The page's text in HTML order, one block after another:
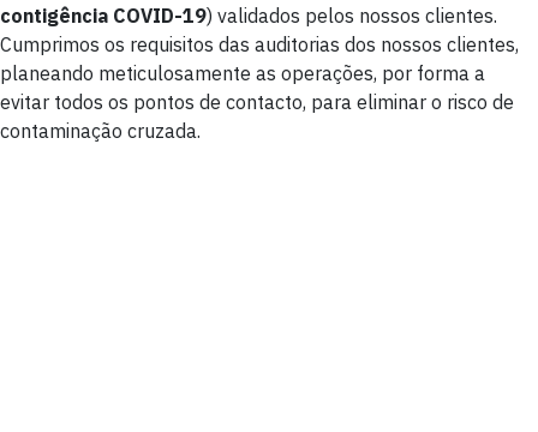
contigência COVID-19) validados pelos nossos clientes.
Cumprimos os requisitos das auditorias dos nossos clientes,
planeando meticulosamente as operações, por forma a
evitar todos os pontos de contacto, para eliminar o risco de
contaminação cruzada.